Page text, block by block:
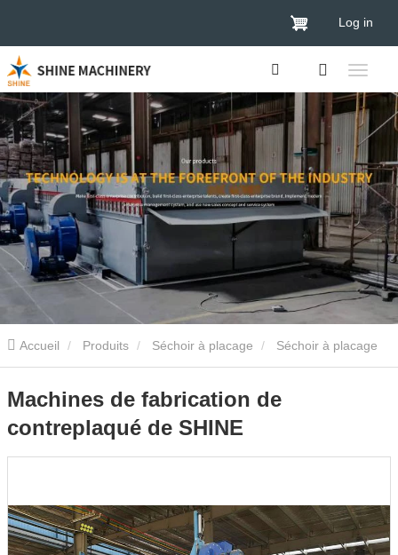
Log in
Accueil Produits Séchoir à placage Séchoir à placage
de contreplaqué Machines de fabrication de contreplaqué de
SHINE
Machines de fabrication de
contreplaqué de SHINE